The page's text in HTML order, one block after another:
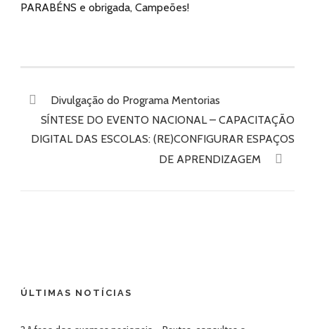
PARABÉNS e obrigada, Campeões!
Divulgação do Programa Mentorias
SÍNTESE DO EVENTO NACIONAL – CAPACITAÇÃO
DIGITAL DAS ESCOLAS: (RE)CONFIGURAR ESPAÇOS
DE APRENDIZAGEM
ÚLTIMAS NOTÍCIAS